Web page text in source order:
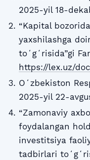
2025-yil 18-
“Kapital
yaxshilashga
toʻgʻrisida”gi
https://lex.uz/
Oʻzbekiston
2025-yil 22-
“Zamonaviy
foydalangan
investitsiya
tadbirlari